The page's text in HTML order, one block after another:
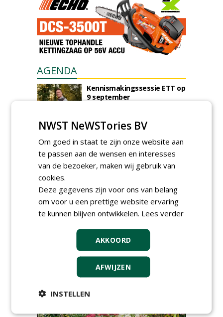
AGENDA
Kennismakingssessie ETT op
9 september
Poel organiseert
Boomverzorgersdag voor
boomprofessionals
vrijdag 9 oktober 2026
Event: De stad van de
toekomst begint in de
donderdag 5 november 2026
NWST NeWSTories BV
Om goed in staat te zijn onze website aan
te passen aan de wensen en interesses
van de bezoeker, maken wij gebruik van
cookies.
Deze gegevens zijn voor ons van belang
om voor u een prettige website ervaring
te kunnen blijven ontwikkelen. Lees verder
AKKOORD
AFWIJZEN
INSTELLEN